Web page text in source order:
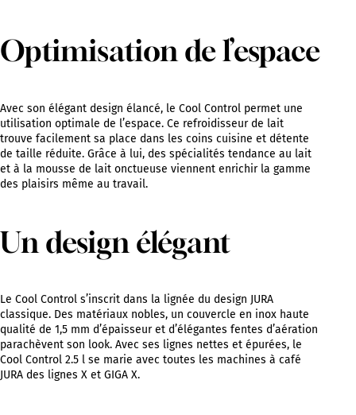
Optimisation de l’espace
Avec son élégant design élancé, le Cool Control permet une
utilisation optimale de l’espace. Ce refroidisseur de lait
trouve facilement sa place dans les coins cuisine et détente
de taille réduite. Grâce à lui, des spécialités tendance au lait
et à la mousse de lait onctueuse viennent enrichir la gamme
des plaisirs même au travail.
Un design élégant
Le Cool Control s’inscrit dans la lignée du design JURA
classique. Des matériaux nobles, un couvercle en inox haute
qualité de 1,5 mm d’épaisseur et d’élégantes fentes d’aération
parachèvent son look. Avec ses lignes nettes et épurées, le
Cool Control 2.5 l se marie avec toutes les machines à café
JURA des lignes X et GIGA X.